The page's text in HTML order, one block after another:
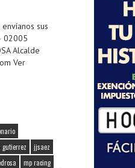
sus
02005
Alcalde
Ver
gutierrez
jjsaez
mp racing